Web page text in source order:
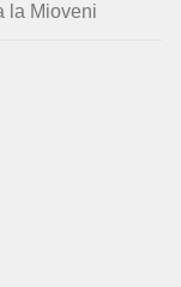
la Mioveni